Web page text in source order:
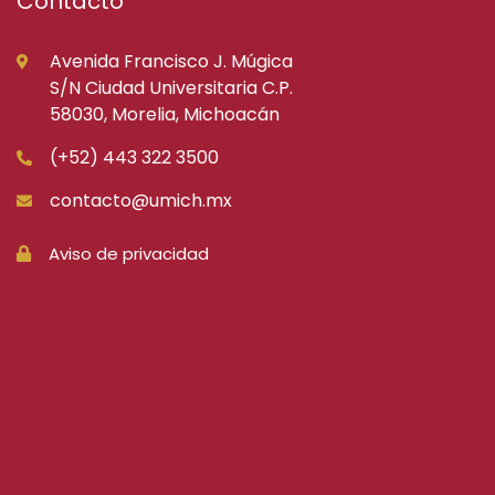
Avenida Francisco J. Múgica
S/N Ciudad Universitaria C.P.
58030, Morelia, Michoacán
(+52) 443 322 3500
contacto@umich.mx
Aviso de privacidad